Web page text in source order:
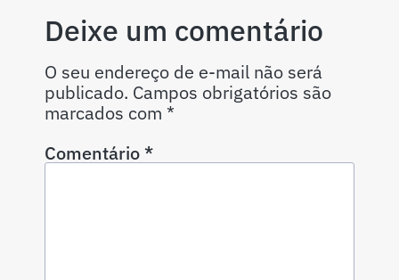
Deixe um comentário
O seu endereço de e-mail não será
publicado. Campos obrigatórios são
marcados com *
Comentário*